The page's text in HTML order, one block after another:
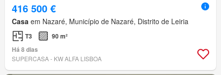
416 500 €
Casa em Nazaré, Município de Nazaré, Distrito de Leiria
T3
90 m²
Há 8 dias
SUPERCASA - KW ALFA LISBOA